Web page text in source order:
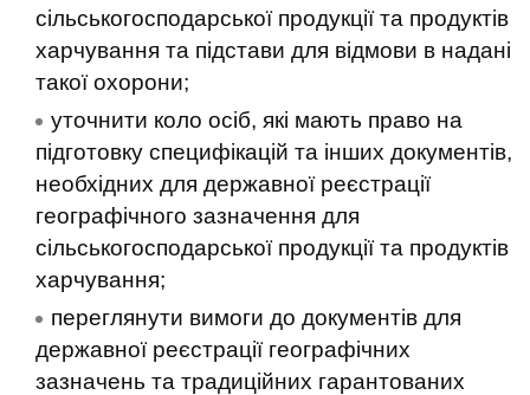
сільськогосподарської продукції та продуктів
харчування та підстави для відмови в надані
такої охорони;
уточнити коло осіб, які мають право на
підготовку специфікацій та інших документів,
необхідних для державної реєстрації
географічного зазначення для
сільськогосподарської продукції та продуктів
харчування;
переглянути вимоги до документів для
державної реєстрації географічних
зазначень та традиційних гарантованих